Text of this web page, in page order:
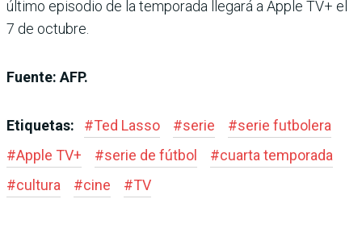
último episodio de la temporada llegará a Apple TV+ el
7 de octubre.
Fuente: AFP.
Etiquetas: #Ted Lasso #serie #serie futbolera
#Apple TV+ #serie de fútbol #cuarta temporada
#cultura #cine #TV